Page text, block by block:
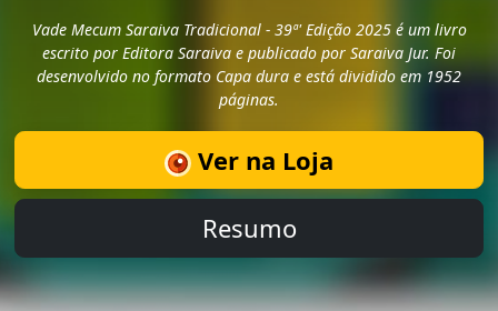
Vade Mecum Saraiva Tradicional - 39ª' Edição 2025 é um livro
escrito por Editora Saraiva e publicado por Saraiva Jur. Foi
desenvolvido no formato Capa dura e está dividido em 1952
páginas.
Ver na Loja
Resumo